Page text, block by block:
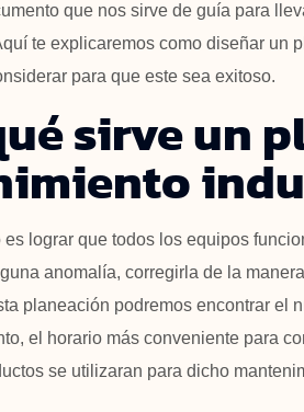
que nos sirve de guía para
te explicaremos como diseñar un
para que este sea exitoso.
sirve un
lograr que todos los equipos
anomalía, corregirla de la
planeación podremos encontrar el
el horario más conveniente para
se utilizaran para dicho